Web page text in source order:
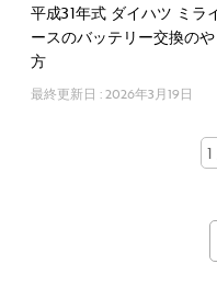
平成31年式 ダイハツ ミラ
ースのバッテリー交換のや
方
最終更新日 :2026年3月19日